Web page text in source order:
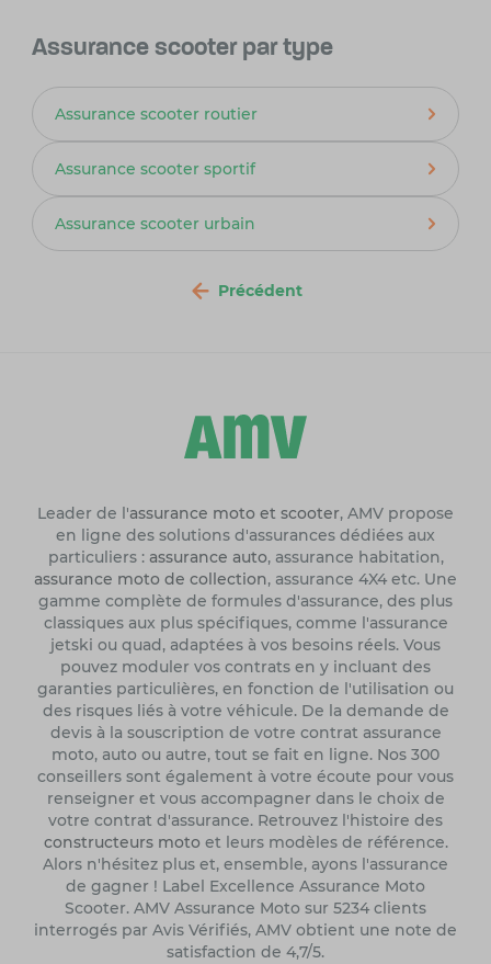
Assurance scooter par type
Assurance scooter routier
Assurance scooter sportif
Assurance scooter urbain
Précédent
Leader de l'assurance moto et scooter, AMV propose
en ligne des solutions d'assurances dédiées aux
particuliers : assurance auto, assurance habitation,
assurance moto de collection, assurance 4X4 etc. Une
gamme complète de formules d'assurance, des plus
classiques aux plus spécifiques, comme l'assurance
jetski ou quad, adaptées à vos besoins réels. Vous
pouvez moduler vos contrats en y incluant des
garanties particulières, en fonction de l'utilisation ou
des risques liés à votre véhicule. De la demande de
devis à la souscription de votre contrat assurance
moto, auto ou autre, tout se fait en ligne. Nos 300
conseillers sont également à votre écoute pour vous
renseigner et vous accompagner dans le choix de
votre contrat d'assurance. Retrouvez l'histoire des
constructeurs motoet leurs modèles de référence.
Alors n'hésitez plus et, ensemble, ayons l'assurance
de gagner ! Label Excellence Assurance Moto
Scooter. AMV Assurance Moto sur 5234 clients
interrogés par Avis Vérifiés, AMV obtient une note de
satisfaction de 4,7/5.